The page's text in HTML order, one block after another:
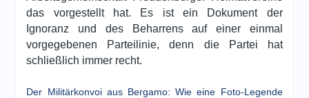
das vorgestellt hat. Es ist ein Dokument der
Ignoranz und des Beharrens auf einer einmal
vorgegebenen Parteilinie, denn die Partei hat
schließlich immer recht.
Der Militärkonvoi aus Bergamo: Wie eine Foto-Legende